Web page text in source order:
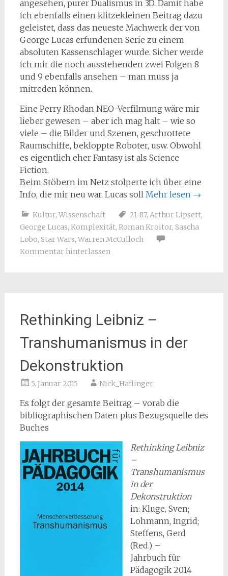
angesehen, purer Dualismus in 3D. Damit habe
ich ebenfalls einen klitzekleinen Beitrag dazu
geleistet, dass das neueste Machwerk der von
George Lucas erfundenen Serie zu einem
absoluten Kassenschlager wurde. Sicher werde
ich mir die noch ausstehenden zwei Folgen 8
und 9 ebenfalls ansehen – man muss ja
mitreden können.
Eine Perry Rhodan NEO-Verfilmung wäre mir
lieber gewesen – aber ich mag halt – wie so
viele – die Bilder und Szenen, geschrottete
Raumschiffe, bekloppte Roboter, usw. Obwohl
es eigentlich eher Fantasy ist als Science
Fiction.
Beim Stöbern im Netz stolperte ich über eine
Info, die mir neu war. Lucas soll Mehr lesen →
Kultur, Wissenschaft 21-87, Arthur Lipsett,
George Lucas, Komplexität, Roman Kroitor, Sascha
Lobo, Star Wars, Warren McCulloch
Kommentar hinterlassen
Rethinking Leibniz –
Transhumanismus in der
Dekonstruktion
5. Januar 2015 Nick_Haflinger
Es folgt der gesamte Beitrag – vorab die
bibliographischen Daten plus Bezugsquelle des
Buches
Rethinking Leibniz
–
Transhumanismus
in der
Dekonstruktion
in: Kluge, Sven;
Lohmann, Ingrid;
Steffens, Gerd
(Red.) –
Jahrbuch für
Pädagogik 2014